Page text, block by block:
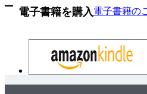
4章 配電システムと系
4－2 系統と同一が基
4－3 系統連系時に要
4－4 意外に複雑－系
電子書籍を購入電子書籍の